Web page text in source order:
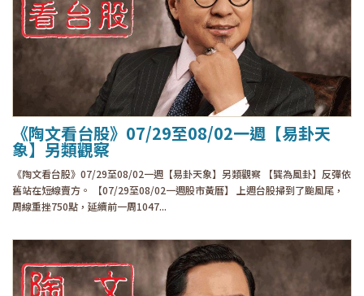
《陶文看台股》07/29至08/02一週【易卦天
象】另類觀察
《陶文看台股》07/29至08/02一週【易卦天象】另類觀察 【巽為風卦】反彈依
舊站在短線賣方。 【07/29至08/02一週股市黃曆】 上週台股掃到了颱風尾，
周線重挫750點，延續前一周1047...